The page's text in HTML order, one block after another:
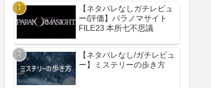
【ネタバレなしガチレビュ
ー/評価】パラノマサイト
FILE23 本所七不思議
【ネタバレなし/ガチレビュ
ー】ミステリーの歩き方